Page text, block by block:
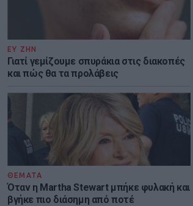
ΕΥ ΖΗΝ
Γιατί γεμίζουμε σπυράκια στις διακοπές
και πώς θα τα προλάβεις
ΘΕΜΑΤΑ
Όταν η Martha Stewart μπήκε φυλακή και
βγήκε πιο διάσημη από ποτέ